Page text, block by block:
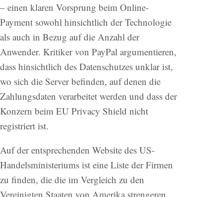
– einen klaren Vorsprung beim Online-
Payment sowohl hinsichtlich der Technologie
als auch in Bezug auf die Anzahl der
Anwender. Kritiker von PayPal argumentieren,
dass hinsichtlich des Datenschutzes unklar ist,
wo sich die Server befinden, auf denen die
Zahlungsdaten verarbeitet werden und dass der
Konzern beim EU Privacy Shield nicht
registriert ist.
Auf der entsprechenden Website des US-
Handelsministeriums ist eine Liste der Firmen
zu finden, die die im Vergleich zu den
Vereinigten Staaten von Amerika strengeren